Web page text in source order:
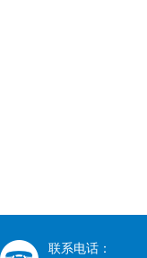
联系电话：